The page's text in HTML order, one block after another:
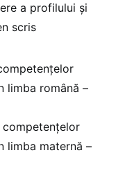
a profilului și
scris
limba română –
limba maternă –